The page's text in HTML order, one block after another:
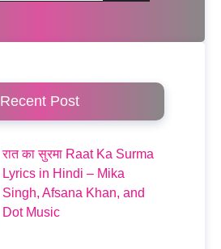
Recent Post
रात का सुरमा Raat Ka Surma
Lyrics in Hindi – Mika
Singh, Afsana Khan, and
Dot Music